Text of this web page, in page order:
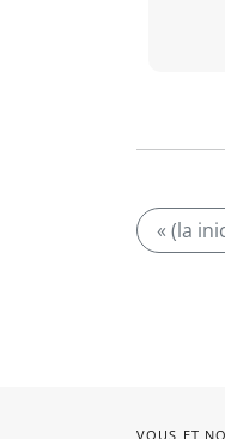
« (la
VOUS ET